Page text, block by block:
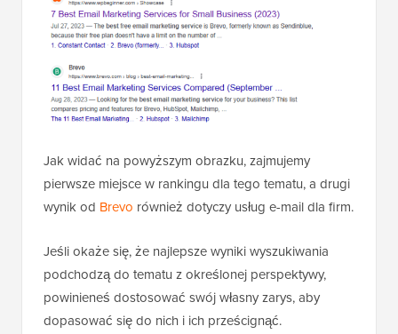
Jak widać na powyższym obrazku, zajmujemy
pierwsze miejsce w rankingu dla tego tematu, a drugi
wynik od Brevo również dotyczy usług e-mail dla firm.
Jeśli okaże się, że najlepsze wyniki wyszukiwania
podchodzą do tematu z określonej perspektywy,
powinieneś dostosować swój własny zarys, aby
dopasować się do nich i ich prześcignąć.